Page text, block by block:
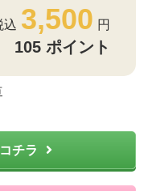
3,500
105 ポイント
チラ